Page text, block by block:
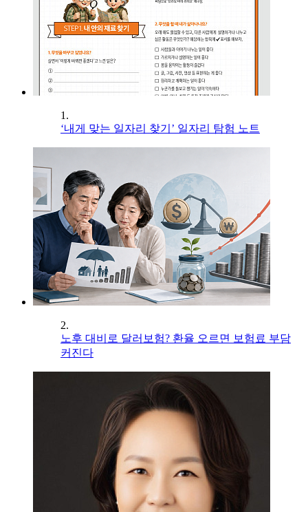
1.
‘내게 맞는 일자리 찾기’ 일자리 탐험 노트
2.
노후 대비로 달러보험? 환율 오르면 보험료 부담
커진다